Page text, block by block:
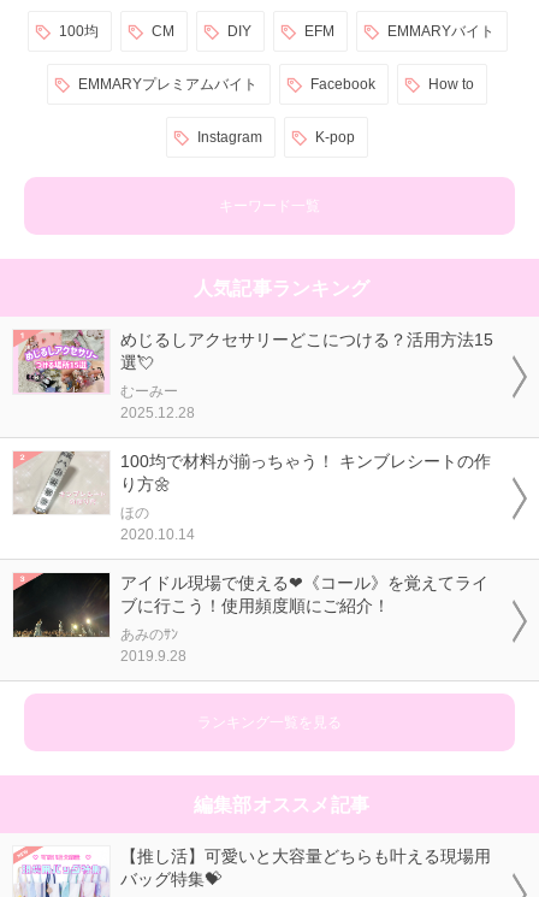
100均 CM DIY EFM EMMARYバイト
EMMARYプレミアムバイト Facebook How to
Instagram K-pop
キーワード一覧
人気記事ランキング
めじるしアクセサリーどこにつける？活用方法15
選💘
むーみー
2025.12.28
100均で材料が揃っちゃう！ キンブレシートの作
り方🌼
ほの
2020.10.14
アイドル現場で使える❤《コール》を覚えてライ
ブに行こう！使用頻度順にご紹介！
あみのｻﾝ
2019.9.28
ランキング一覧を見る
編集部オススメ記事
【推し活】可愛いと大容量どちらも叶える現場用
バッグ特集💝